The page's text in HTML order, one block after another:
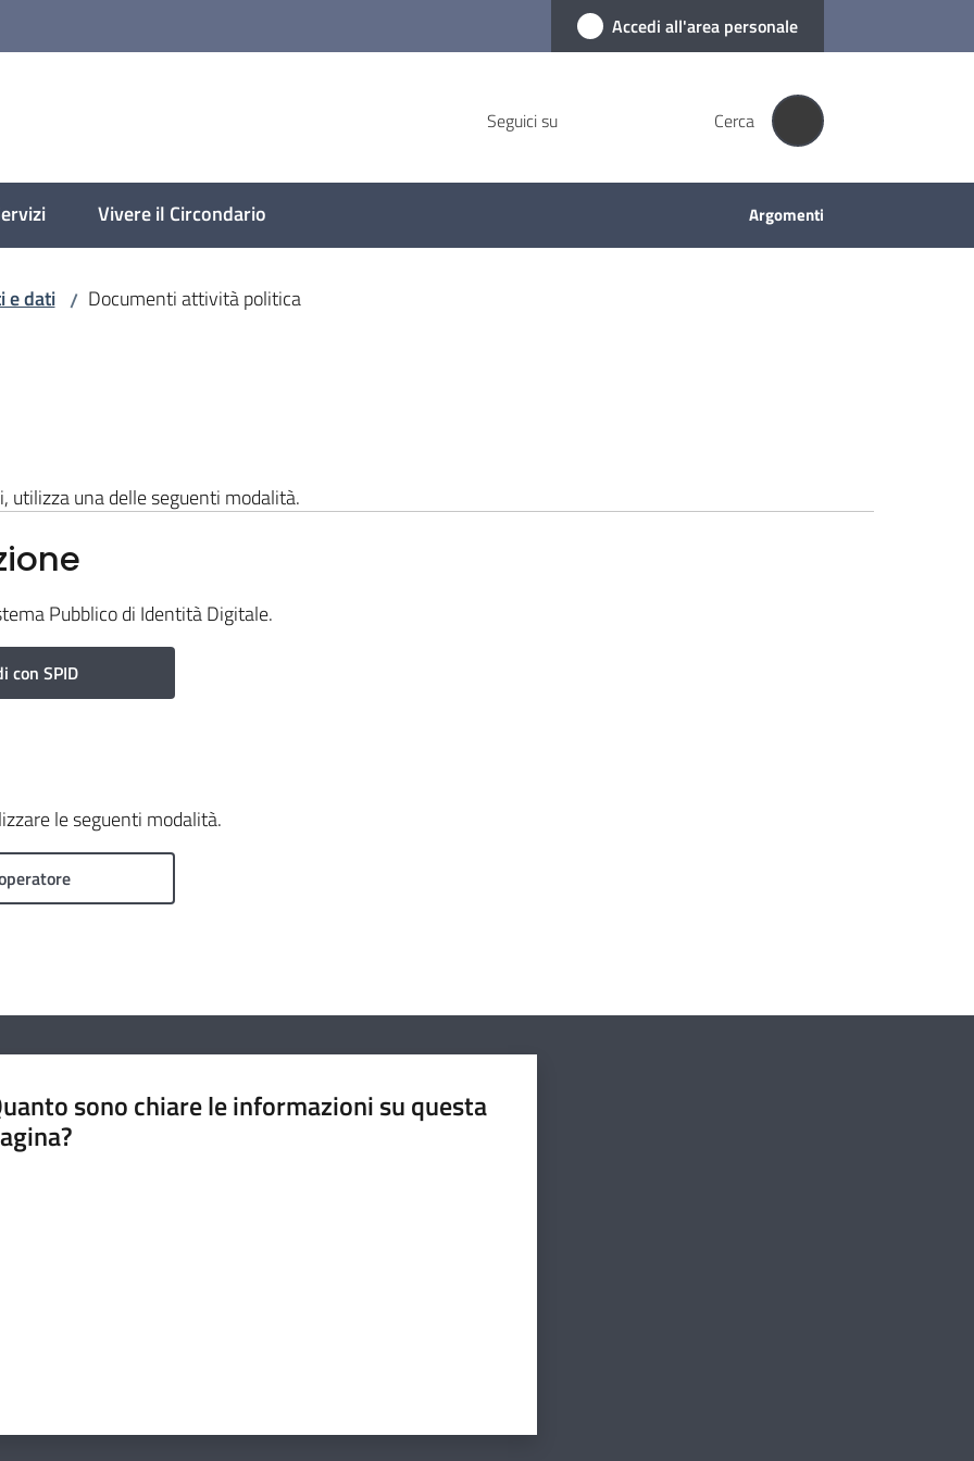
Accedi all'area personale
Seguici su Cerca
Vivere il Circondario Argomenti
e dati / Documenti attività politica
utilizza una delle seguenti modalità.
Pubblico di Identità Digitale.
con SPID
le seguenti modalità.
sono chiare le informazioni su questa